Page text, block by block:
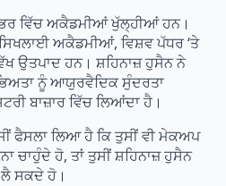
ਵਿੱਚ ਅਕੈਡਮੀਆਂ ਖੁੱਲ੍ਹੀਆਂ ਹਨ।
ਅਕੈਡਮੀਆਂ, ਵਿਸ਼ਵ ਪੱਧਰ ‘ਤੇ
ਉਤਪਾਦ ਹਨ। ਸ਼ਹਿਨਾਜ਼ ਹੁਸੈਨ ਨੇ
ਨੂੰ ਆਯੁਰਵੈਦਿਕ ਸੁੰਦਰਤਾ
ਬਾਜ਼ਾਰ ਵਿੱਚ ਲਿਆਂਦਾ ਹੈ।
ਫੈਸਲਾ ਲਿਆ ਹੈ ਕਿ ਤੁਸੀਂ ਵੀ ਮੇਕਅਪ
ਚਾਹੁੰਦੇ ਹੋ, ਤਾਂ ਤੁਸੀਂ ਸ਼ਹਿਨਾਜ਼ ਹੁਸੈਨ
ਲੈ ਸਕਦੇ ਹੋ।